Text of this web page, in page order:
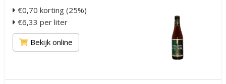
€0,70 korting (25%)
€6,33 per liter
Bekijk online